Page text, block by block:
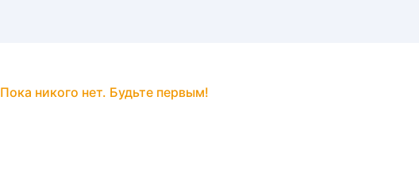
Пока никого нет. Будьте первым!